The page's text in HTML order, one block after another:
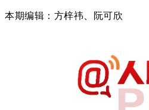
本期编辑：方梓祎、阮可欣